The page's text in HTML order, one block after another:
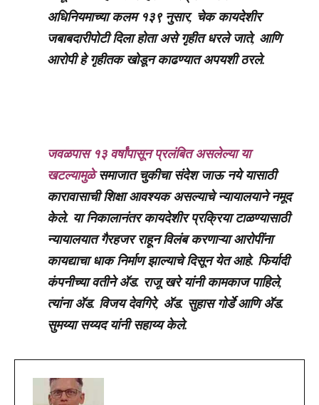
अधिनियमाच्या कलम १३९ नुसार, चेक कायदेशीर
जबाबदारीपोटी दिला होता असे गृहीत धरले जाते, आणि
आरोपी हे गृहीतक खोडून काढण्यात अपयशी ठरले.
जवळपास १३ वर्षांपासून प्रलंबित असलेल्या या
खटल्यामुळेसमाजात चुकीचा संदेश जाऊ नये यासाठी
कारावासाची शिक्षा आवश्यक असल्याचे न्यायालयाने नमूद
केले. या निकालानंतर कायदेशीर प्रक्रिया टाळण्यासाठी
न्यायालयात गैरहजर राहून विलंब करणाऱ्या आरोपींना
कायद्याचा धाक निर्माण झाल्याचे दिसून येत आहे. फिर्यादी
कंपनीच्या वतीने ॲड. राजू खरे यांनी कामकाज पाहिले,
त्यांना ॲड. विजय देवगिरे, ॲड. सुहास गोर्डे आणि ॲड.
सुमय्या सय्यद यांनी सहाय्य केले.